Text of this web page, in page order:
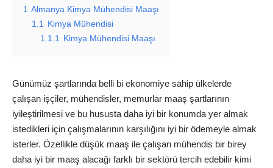
1 Almanya Kimya Mühendisi Maaşı
1.1
Kimya Mühendisi
1.1.1
Kimya Mühendisi Maaşı
Günümüz şartlarında belli bi ekonomiye sahip ülkelerde
çalışan işçiler, mühendisler, memurlar maaş şartlarının
iyileştirilmesi ve bu hususta daha iyi bir konumda yer almak
istedikleri için çalışmalarının karşılığını iyi bir ödemeyle almak
isterler. Özellikle düşük maaş ile çalışan mühendis bir birey
daha iyi bir maaş alacağı farklı bir sektörü tercih edebilir kimi